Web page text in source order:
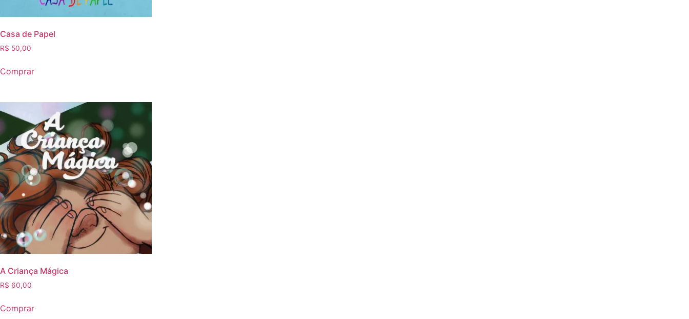
Casa de Papel
R$ 50,00
Comprar
A Criança Mágica
R$ 60,00
Comprar